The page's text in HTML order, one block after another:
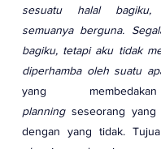
sesuatu halal
semuanya berguna.
bagiku, tetapi aku tidak
diperhamba oleh suatu
yang
planning seseorang yang
dengan yang tidak.